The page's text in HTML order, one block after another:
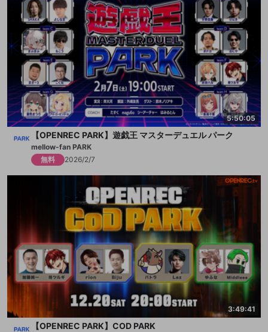
5:50:05
【OPENREC PARK】遊戯王 マスターデュエル パーク
mellow-fan PARK
無料
2026/2/7
3:49:41
【OPENREC PARK】COD PARK